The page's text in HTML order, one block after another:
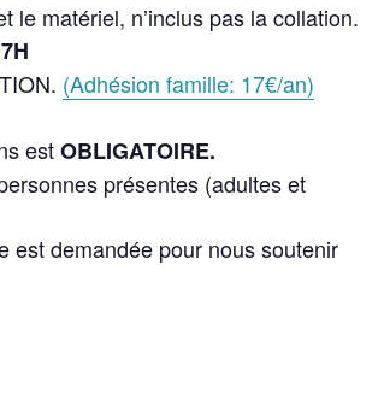
le matériel, n’inclus pas la collation.
(Adhésion famille: 17€/an)
estOBLIGATOIRE.
présentes (adultes et
est demandée pour nous soutenir